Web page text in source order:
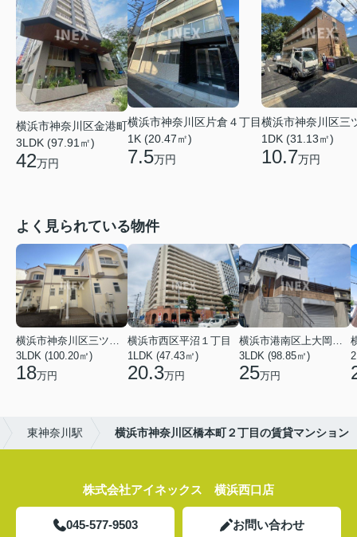
横浜市神奈川区金港町
3LDK (97.91㎡)
42万円
横浜市神奈川区片倉４丁目
1K (20.47㎡)
7.5万円
横浜市神奈川区三
1DK (31.13㎡)
10.7万円
よく見られている物件
横浜市神奈川区三ツ沢上町
3LDK (100.20㎡)
18万円
横浜市西区平沼１丁目
1LDK (47.43㎡)
20.3万円
横浜市港南区上大岡東２丁目
3LDK (98.85㎡)
25万円
東神奈川駅 横浜市神奈川区橋本町２丁目の賃貸マンション
株式会社アイネックス 横浜西口店
045-577-9503 お問い合わせ